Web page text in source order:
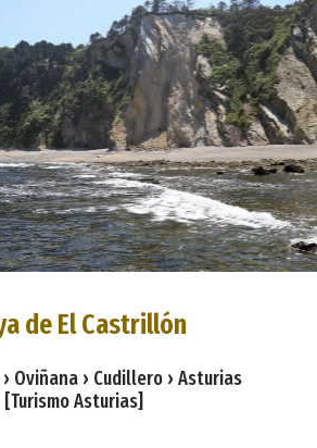
de El Castrillón
Oviñana › Cudillero › Asturias
[Turismo Asturias]